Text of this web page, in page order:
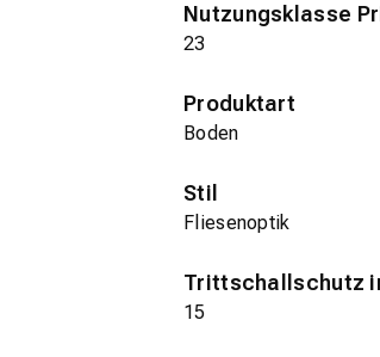
Nutzungsklasse
23
Produktart
Boden
Stil
Fliesenoptik
Trittschallschutz
15